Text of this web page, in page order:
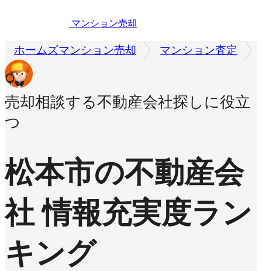
マンション売却
ホームズマンション売却 マンション査定
売却相談する不動産会社探しに役立
つ
松本市の不動産会
社 情報充実度ラン
キング